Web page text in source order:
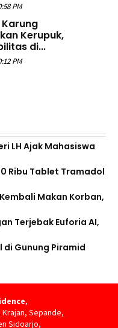
PM
Kerupuk,
di...
PM
LH Ajak Mahasiswa
Ribu Tablet Tramadol
Makan Korban,
Terjebak Euforia AI,
di Gunung Piramid
,
Krajan, Sepande,
Sidoarjo,